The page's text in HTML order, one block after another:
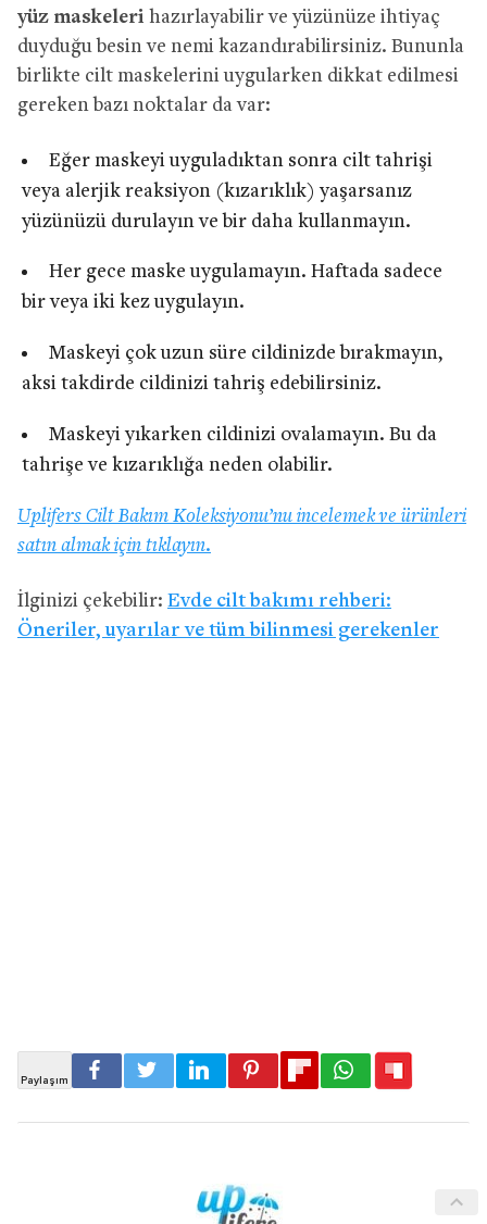
yüz maskeleri hazırlayabilir ve yüzünüze ihtiyaç
duyduğu besin ve nemi kazandırabilirsiniz. Bununla
birlikte cilt maskelerini uygularken dikkat edilmesi
gereken bazı noktalar da var:
Eğer maskeyi uyguladıktan sonra cilt tahrişi
veya alerjik reaksiyon (kızarıklık) yaşarsanız
yüzünüzü durulayın ve bir daha kullanmayın.
Her gece maske uygulamayın. Haftada sadece
bir veya iki kez uygulayın.
Maskeyi çok uzun süre cildinizde bırakmayın,
aksi takdirde cildinizi tahriş edebilirsiniz.
Maskeyi yıkarken cildinizi ovalamayın. Bu da
tahrişe ve kızarıklığa neden olabilir.
Uplifers Cilt Bakım Koleksiyonu’nu incelemek ve ürünleri
satın almak için tıklayın.
İlginizi çekebilir: Evde cilt bakımı rehberi:
Öneriler, uyarılar ve tüm bilinmesi gerekenler